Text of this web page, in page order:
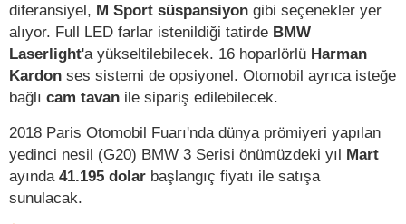
diferansiyel, M Sport süspansiyon gibi seçenekler yer
alıyor. Full LED farlar istenildiği tatirde BMW
Laserlight'a yükseltilebilecek. 16 hoparlörlü Harman
Kardon ses sistemi de opsiyonel. Otomobil ayrıca isteğe
bağlı cam tavan ile sipariş edilebilecek.
2018 Paris Otomobil Fuarı'nda dünya prömiyeri yapılan
yedinci nesil (G20) BMW 3 Serisi önümüzdeki yıl Mart
ayında 41.195 dolar başlangıç fiyatı ile satışa
sunulacak.